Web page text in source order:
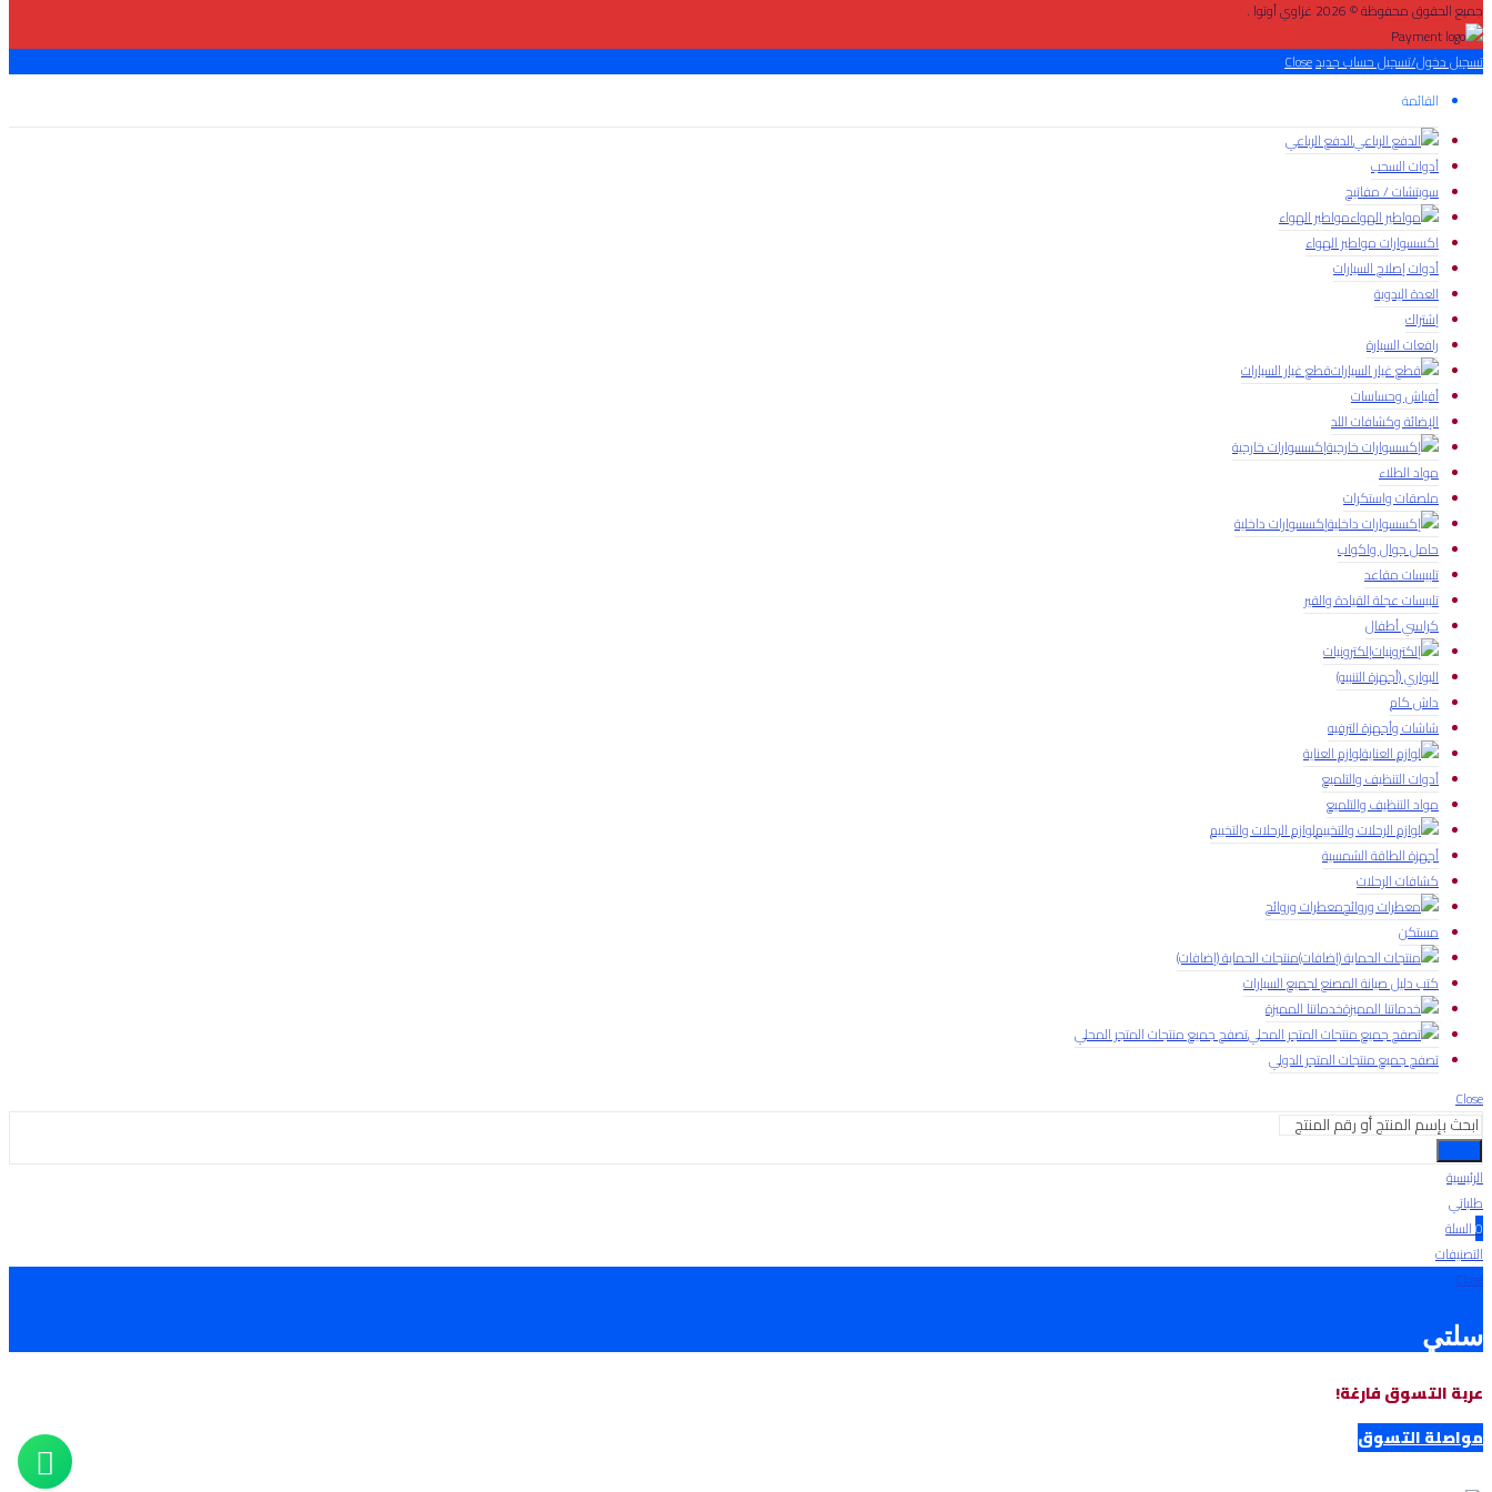
جميع الحقوق محفوظة © 2026 غزاوي أوتوا .
تسجيل دخول/تسجيل حساب جديدClose
القائمة
الدفع الرباعي
أدوات السحب
سويتشات / مفاتيح
مواطير الهواء
اكسسوارات مواطير الهواء
أدوات إصلاح السيارات
العدة اليدوية
إشتراك
رافعات السيارة
قطع غيار السيارات
أفياش وحساسات
الإضائة وكشافات اللد
إكسسوارات خارجية
مواد الطلاء
ملصقات واستكرات
إكسسوارات داخلية
حامل جوال واكواب
تلبيسات مقاعد
تلبيسات عجلة القيادة والقير
كراسي أطفال
إلكترونيات
البواري (أجهزة التنبيه)
داش كام
شاشات وأجهزة الترفيه
لوازم العناية
أدوات التنظيف والتلميع
مواد التنظيف والتلميع
لوازم الرحلات والتخييم
أجهزة الطاقة الشمسية
كشافات الرحلات
معطرات وروائح
مستكن
منتجات الحماية (إضافات)
كتب دليل صيانة المصنع لجميع السيارات
خدماتنا المميزة
تصفح جميع منتجات المتجر المحلي
تصفح جميع منتجات المتجر الدولي
Close
الرئيسية
طلباتي
0السلة
التصنيفات
Close
سلتي
عربة التسوق فارغة!
مواصلة التسوق